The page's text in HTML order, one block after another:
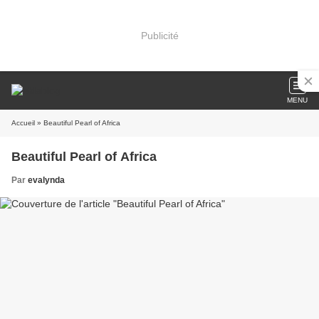
Publicité
MENU
Accueil » Beautiful Pearl of Africa
Beautiful Pearl of Africa
Par evalynda